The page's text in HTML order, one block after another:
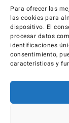
Para ofrecer las
las cookies para
dispositivo. El
procesar datos
identificaciones
consentimiento,
características y